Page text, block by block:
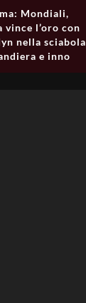
Mondiali,
vince l’oro con
nella sciabola
e inno